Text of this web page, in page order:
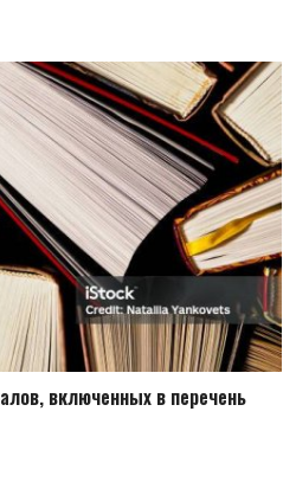
включенных в перечень